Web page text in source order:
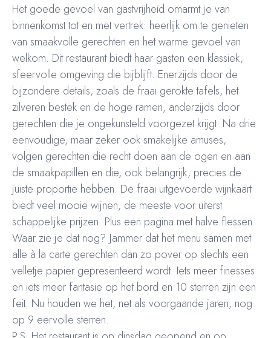
Het goede gevoel van gastvrijheid omarmt je van
binnenkomst tot en met vertrek: heerlijk om te genieten
van smaakvolle gerechten en het warme gevoel van
welkom. Dit restaurant biedt haar gasten een klassiek,
sfeervolle omgeving die bijblijft. Enerzijds door de
bijzondere details, zoals de fraai gerokte tafels, het
zilveren bestek en de hoge ramen, anderzijds door
gerechten die je ongekunsteld voorgezet krijgt. Na drie
eenvoudige, maar zeker ook smakelijke amuses,
volgen gerechten die recht doen aan de ogen en aan
de smaakpapillen en die, ook belangrijk, precies de
juiste proportie hebben. De fraai uitgevoerde wijnkaart
biedt veel mooie wijnen, de meeste voor uiterst
schappelijke prijzen. Plus een pagina met halve flessen.
Waar zie je dat nog? Jammer dat het menu samen met
alle à la carte gerechten dan zo pover op slechts een
velletje papier gepresenteerd wordt. Iets meer finesses
en iets meer fantasie op het bord en 10 sterren zijn een
feit. Nu houden we het, net als voorgaande jaren, nog
op 9 eervolle sterren.